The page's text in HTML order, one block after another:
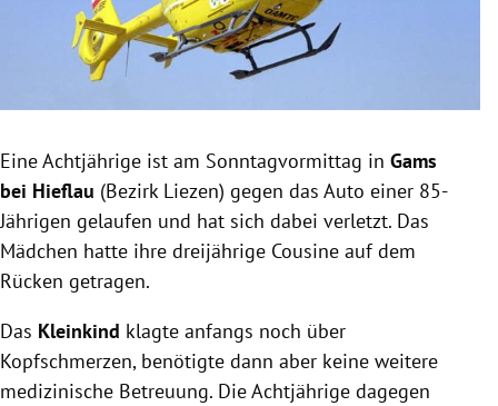
Untermenü
Untermenü
Untermenü
Eine Achtjährige ist am Sonntagvormittag in Gams
bei Hieflau (Bezirk Liezen) gegen das Auto einer 85-
Jährigen gelaufen und hat sich dabei verletzt. Das
Mädchen hatte ihre dreijährige Cousine auf dem
Rücken getragen.
Das Kleinkind klagte anfangs noch über
Kopfschmerzen, benötigte dann aber keine weitere
medizinische Betreuung. Die Achtjährige dagegen